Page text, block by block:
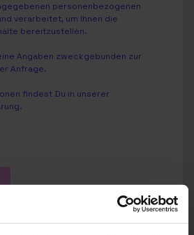
personenbezogenen
verarbeitet, um Ihnen die
bereitzustellen.
Angaben zweckgebunden zur
Anfrage.
findest Du in unserer
.